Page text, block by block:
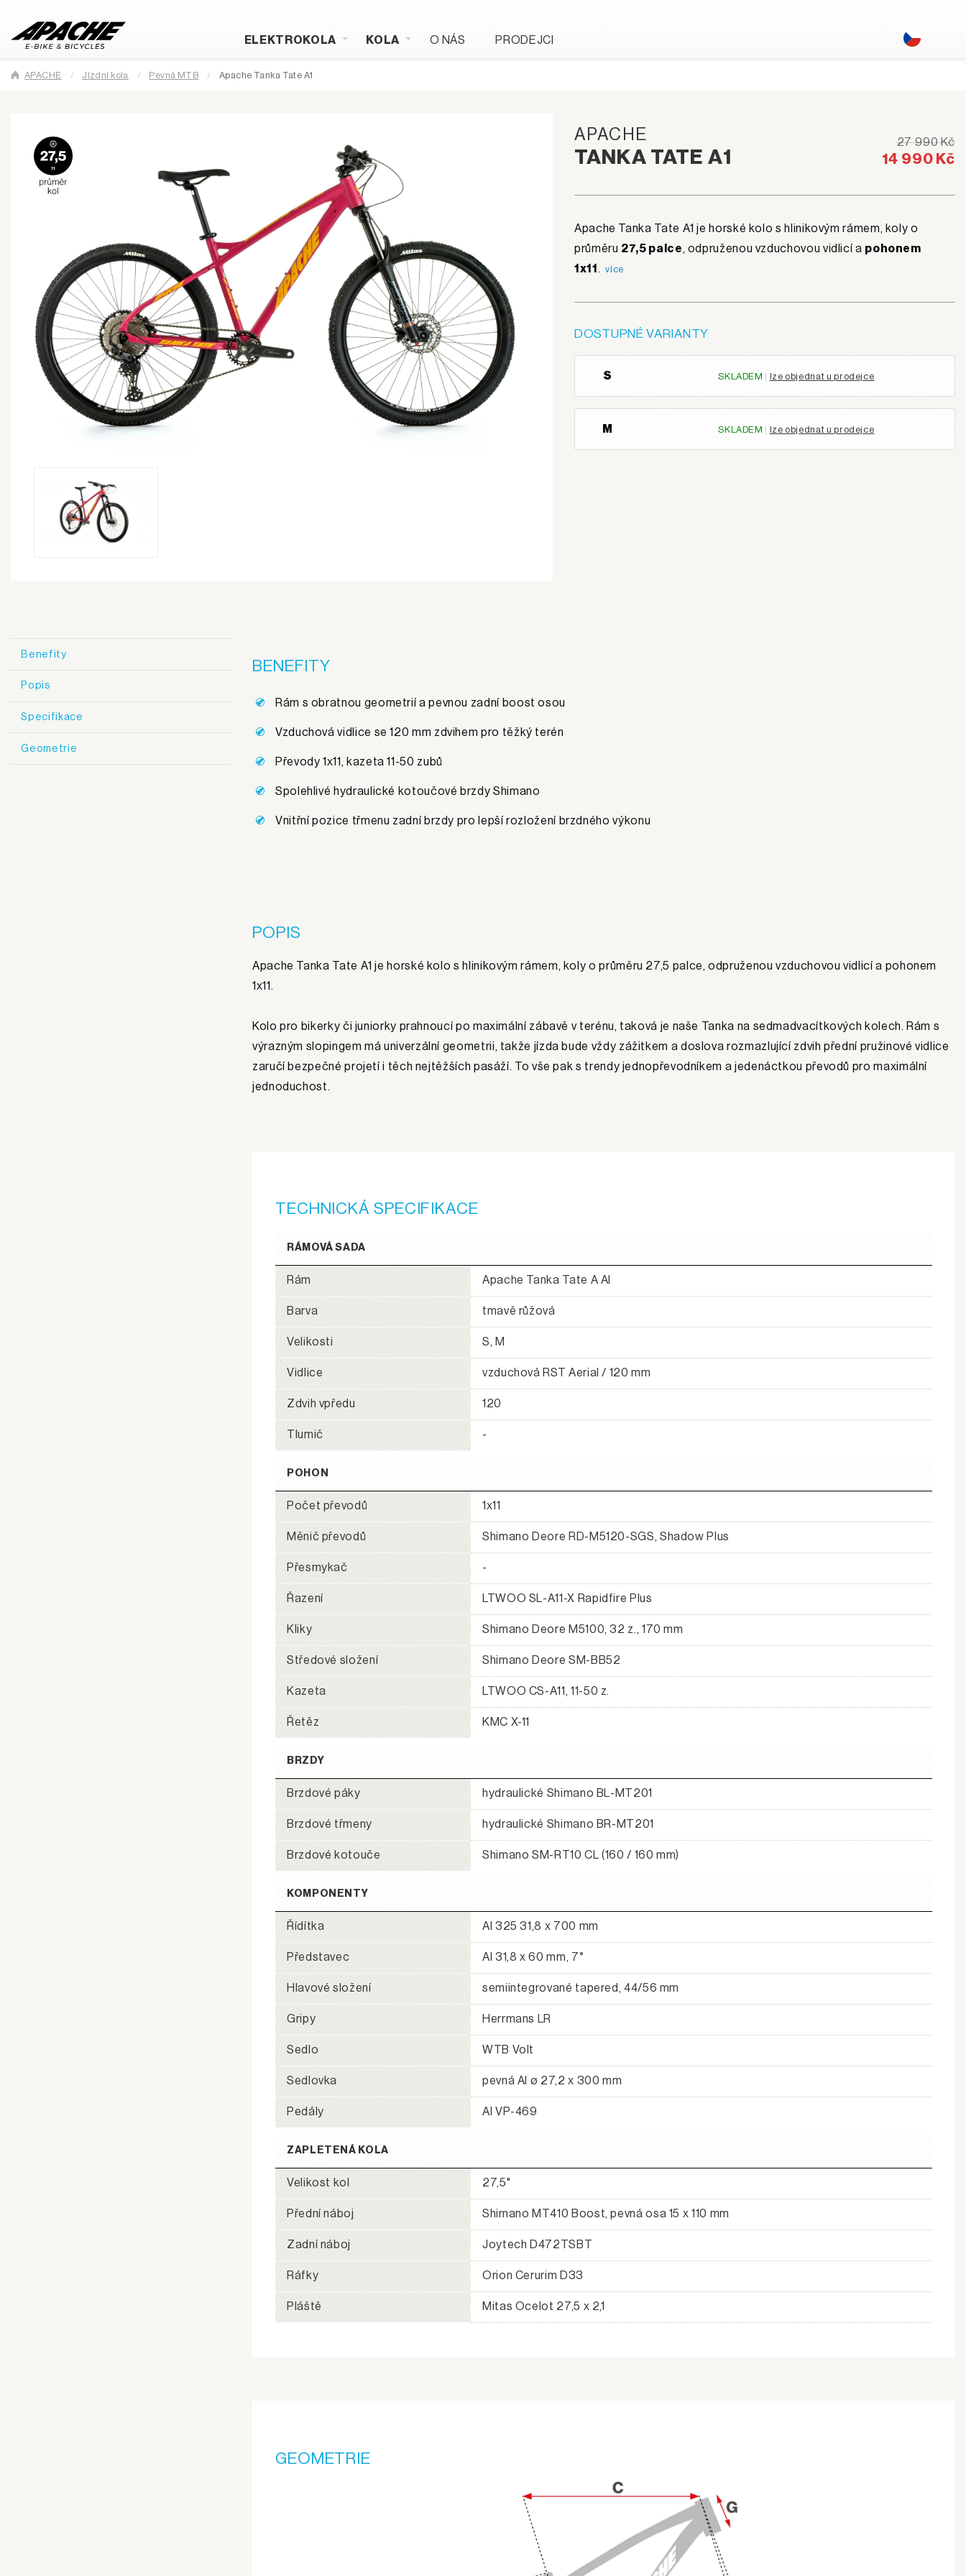
ELEKTROKOLA KOLA O NÁS PRODEJCI
APACHE Jízdní kola Pevná MTB Apache Tanka Tate A1
APACHE
TANKA TATE A1
27 990 Kč
14 990 Kč
Apache Tanka Tate A1 je horské kolo s hlinikovým rámem, koly o
průměru 27,5 palce, odpruženou vzduchovou vidlicí a pohonem
1x11 .více
DOSTUPNÉ VARIANTY
S SKLADEM lze objednat u prodejce
M SKLADEM lze objednat u prodejce
Benefity
Popis
Specifikace
Geometrie
BENEFITY
Rám s obratnou geometrií a pevnou zadní boost osou
Vzduchová vidlice se 120 mm zdvihem pro těžký terén
Převody 1x11, kazeta 11-50 zubů
Spolehlivé hydraulické kotoučové brzdy Shimano
Vnitřní pozice třmenu zadní brzdy pro lepší rozložení brzdného výkonu
POPIS
Apache Tanka Tate A1 je horské kolo s hlinikovým rámem, koly o průměru 27,5 palce, odpruženou vzduchovou vidlicí a pohonem
1x11.
Kolo pro bikerky či juniorky prahnoucí po maximální zábavě v terénu, taková je naše Tanka na sedmadvacítkových kolech. Rám s
výrazným slopingem má univerzální geometrii, takže jízda bude vždy zážitkem a doslova rozmazlující zdvih přední pružinové vidlice
zaručí bezpečné projetí i těch nejtěžších pasáží. To vše pak s trendy jednopřevodníkem a jedenáctkou převodů pro maximální
jednoduchost.
TECHNICKÁ SPECIFIKACE
RÁMOVÁ SADA
Rám Apache Tanka Tate A Al
Barva tmavě růžová
Velikosti S, M
Vidlice vzduchová RST Aerial / 120 mm
Zdvih vpředu 120
Tlumič -
POHON
Počet převodů 1x11
Měnič převodů Shimano Deore RD-M5120-SGS, Shadow Plus
Přesmykač -
Řazení LTWOO SL-A11-X Rapidfire Plus
Kliky Shimano Deore M5100, 32 z., 170 mm
Středové složení Shimano Deore SM-BB52
Kazeta LTWOO CS-A11, 11-50 z.
Řetěz KMC X-11
BRZDY
Brzdové páky hydraulické Shimano BL-MT201
Brzdové třmeny hydraulické Shimano BR-MT201
Brzdové kotouče Shimano SM-RT10 CL (160 / 160 mm)
KOMPONENTY
Řídítka Al 325 31,8 x 700 mm
Představec Al 31,8 x 60 mm, 7°
Hlavové složení semiintegrované tapered, 44/56 mm
Gripy Herrmans LR
Sedlo WTB Volt
Sedlovka pevná Al ø 27,2 x 300 mm
Pedály Al VP-469
ZAPLETENÁ KOLA
Velikost kol 27,5"
Přední náboj Shimano MT410 Boost, pevná osa 15 x 110 mm
Zadní náboj Joytech D472TSBT
Ráfky Orion Cerurim D33
Pláště Mitas Ocelot 27,5 x 2,1
GEOMETRIE